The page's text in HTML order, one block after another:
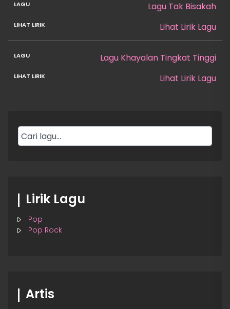
Lagu Tak Bisakah
Lihat Lirik Lagu
Lagu Khayalan Tingkat Tinggi
Lihat Lirik Lagu
Lirik Lagu
Pop
Pop Rock
Artis